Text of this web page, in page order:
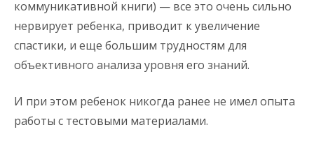
коммуникативной книги) — все это очень сильно
нервирует ребенка, приводит к увеличение
спастики, и еще большим трудностям для
объективного анализа уровня его знаний.
И при этом ребенок никогда ранее не имел опыта
работы с тестовыми материалами.